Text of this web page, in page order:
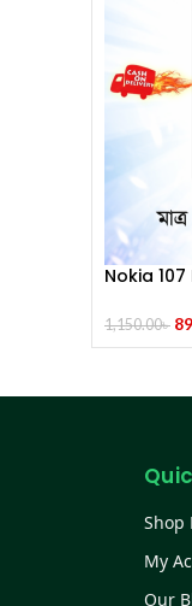
Nokia
1,150.00৳
Shop
My
Our